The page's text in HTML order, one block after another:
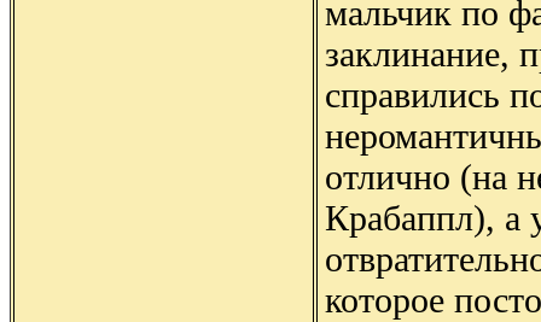
мальчик по
заклинание,
справились
отлично (на
Крабаппл), а
которое